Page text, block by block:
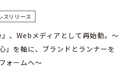
スリリース
、Webメディアとして再始動。〜
」を軸に、ブランドとランナーを
ォームへ〜